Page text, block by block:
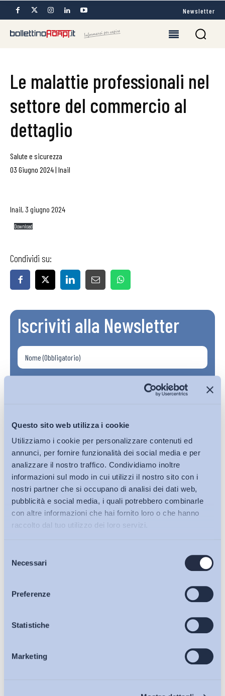
Questo sito web utilizza i cookie
Utilizziamo i cookie per personalizzare contenuti ed
annunci, per fornire funzionalità dei social media e per
analizzare il nostro traffico. Condividiamo inoltre
informazioni sul modo in cui utilizzi il nostro sito con i
nostri partner che si occupano di analisi dei dati web,
pubblicità e social media, i quali potrebbero combinarle
con altre informazioni che hai fornito loro o che hanno
raccolto dal tuo utilizzo dei loro servizi.
delNecessari
Preferenze
Statistiche
Marketing
Bollettini ADAPT
Articoli
Osservatori
Eventi
Newsletter
Le malattie professionali nel
settore del commercio al
dettaglio
Salute e sicurezza
03 Giugno 2024| Inail
Inail, 3 giugno 2024
Download
Condividi su:
Iscriviti alla Newsletter
sulla pagina della
Iscriviti